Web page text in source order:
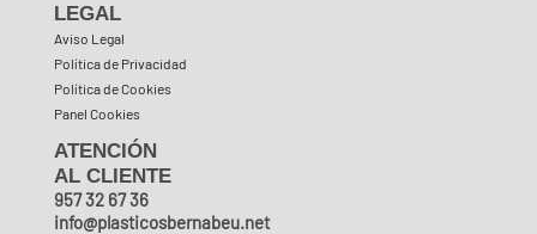
LEGAL
Aviso Legal
Política de Privacidad
Política de Cookies
Panel Cookies
ATENCIÓN
AL CLIENTE
957 32 67 36
info@plasticosbernabeu.net